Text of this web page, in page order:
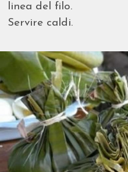
linea del filo.
Servire caldi.